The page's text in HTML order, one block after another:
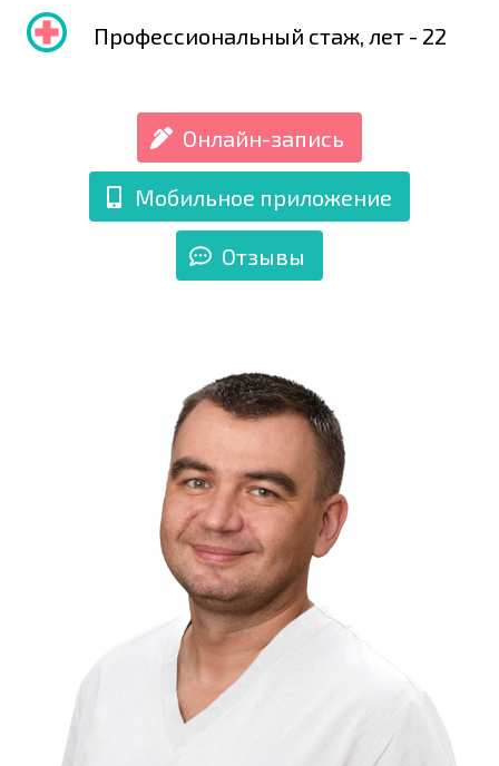
Профессиональный стаж, лет - 22
Онлайн-запись
Мобильное приложение
Отзывы